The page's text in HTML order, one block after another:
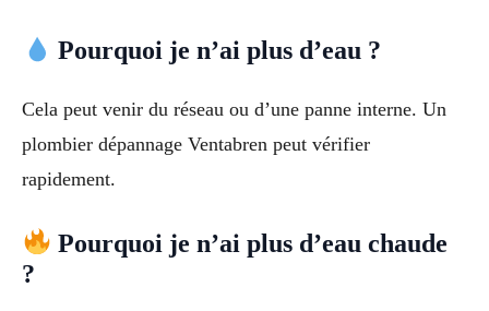
Pourquoi je n’ai plus d’eau ?
Cela peut venir du réseau ou d’une panne interne. Un
plombier dépannage Ventabren peut vérifier
rapidement.
Pourquoi je n’ai plus d’eau chaude
?